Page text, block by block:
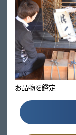
お品物を鑑定